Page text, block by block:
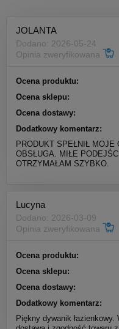
JOLANTA
Dodano: 2026-05-24
Opinia zweryfikowana
Ocena produktu:
Ocena sklepu:
Ocena dostawy:
Dodatkowy komentarz:
PRODUKT SPEŁNIŁ MOJE
OBSŁUGA. MIŁE
OTRZYMAŁAM SZYBKO.
Lucyna
Dodano: 2026-03-09
Opinia zweryfikowana
Ocena produktu:
Ocena sklepu:
Ocena dostawy:
Dodatkowy komentarz:
Piękny dywanik